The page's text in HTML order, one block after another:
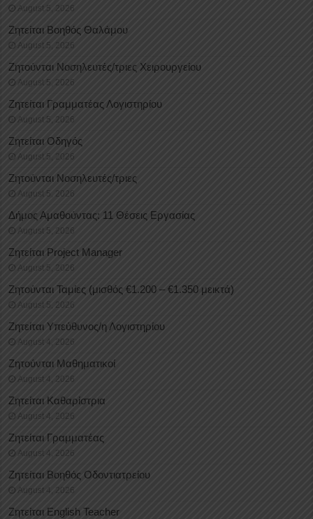
August 5, 2026
Ζητείται Βοηθός Θαλάμου
August 5, 2026
Ζητούνται Νοσηλευτές/τριες Χειρουργείου
August 5, 2026
Ζητείται Γραμματέας Λογιστηρίου
August 5, 2026
Ζητείται Οδηγός
August 5, 2026
Ζητούνται Νοσηλευτές/τριες
August 5, 2026
Δήμος Αμαθούντας: 11 Θέσεις Εργασίας
August 5, 2026
Ζητείται Project Manager
August 5, 2026
Ζητούνται Ταμίες (μισθός €1.200 – €1.350 μεικτά)
August 5, 2026
Ζητείται Υπεύθυνος/η Λογιστηρίου
August 4, 2026
Ζητούνται Μαθηματικοί
August 4, 2026
Ζητείται Καθαρίστρια
August 4, 2026
Ζητείται Γραμματέας
August 4, 2026
Ζητείται Βοηθός Οδοντιατρείου
August 4, 2026
Ζητείται English Teacher